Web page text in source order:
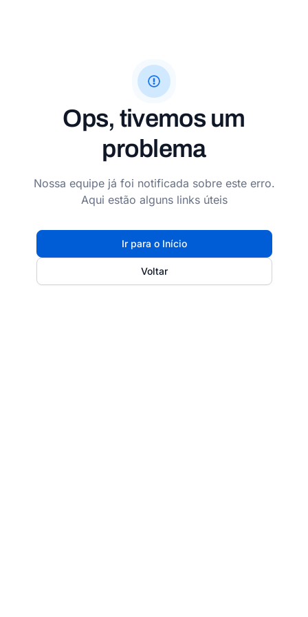
Ops, tivemos um
problema
Nossa equipe já foi notificada sobre este erro.
Aqui estão alguns links úteis
Ir para o Início
Voltar